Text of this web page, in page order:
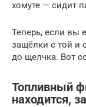
хомуте — сидит
Теперь, если вы
защёлки с той и
до щелчка. Вот
Топливный
находится,